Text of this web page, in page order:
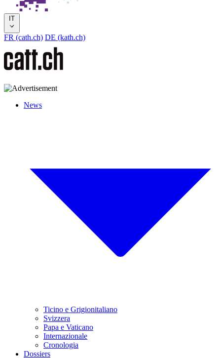
IT
FR (cath.ch) DE (kath.ch)
News
Ticino e Grigionitaliano
Svizzera
Papa e Vaticano
Internazionale
Cronologia
Dossiers